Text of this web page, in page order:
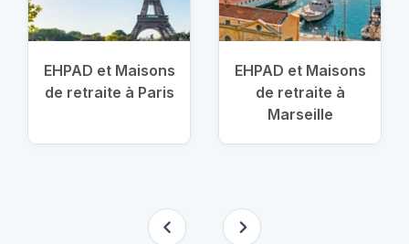
EHPAD et Maisons
de retraite à Paris
EHPAD et Maisons
de retraite à
Marseille